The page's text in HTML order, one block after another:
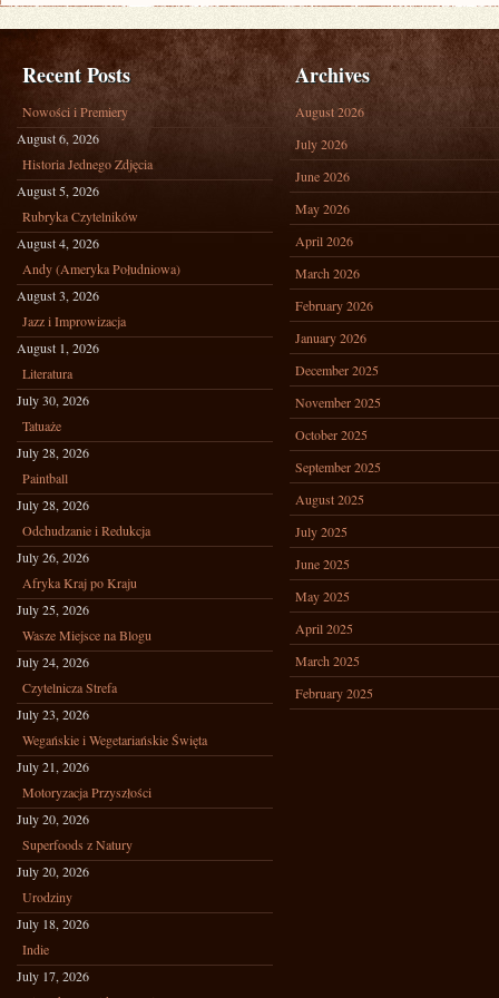
Recent Posts
Nowości i Premiery
August 6, 2026
Historia Jednego Zdjęcia
August 5, 2026
Rubryka Czytelników
August 4, 2026
Andy (Ameryka Południowa)
August 3, 2026
Jazz i Improwizacja
August 1, 2026
Literatura
July 30, 2026
Tatuaże
July 28, 2026
Paintball
July 28, 2026
Odchudzanie i Redukcja
July 26, 2026
Afryka Kraj po Kraju
July 25, 2026
Wasze Miejsce na Blogu
July 24, 2026
Czytelnicza Strefa
July 23, 2026
Wegańskie i Wegetariańskie Święta
July 21, 2026
Motoryzacja Przyszłości
July 20, 2026
Superfoods z Natury
July 20, 2026
Urodziny
July 18, 2026
Indie
July 17, 2026
Archives
August 2026
July 2026
June 2026
May 2026
April 2026
March 2026
February 2026
January 2026
December 2025
November 2025
October 2025
September 2025
August 2025
July 2025
June 2025
May 2025
April 2025
March 2025
February 2025